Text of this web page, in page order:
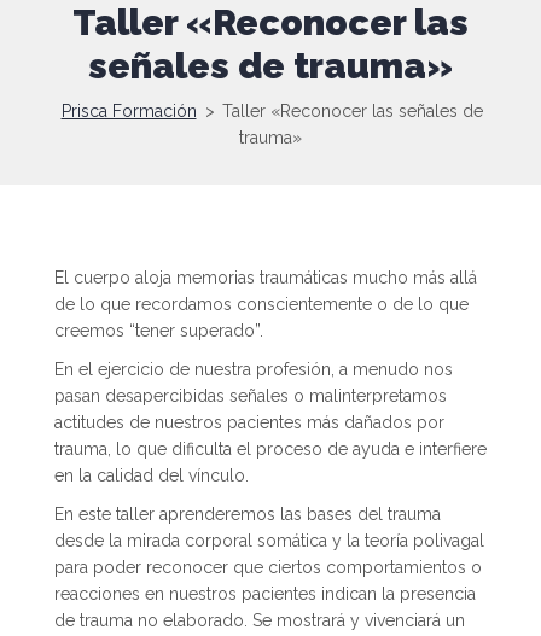
Taller «Reconocer las
señales de trauma»
Prisca Formación > Taller «Reconocer las señales de
trauma»
El cuerpo aloja memorias traumáticas mucho más allá
de lo que recordamos conscientemente o de lo que
creemos “tener superado”.
En el ejercicio de nuestra profesión, a menudo nos
pasan desapercibidas señales o malinterpretamos
actitudes de nuestros pacientes más dañados por
trauma, lo que dificulta el proceso de ayuda e interfiere
en la calidad del vínculo.
En este taller aprenderemos las bases del trauma
desde la mirada corporal somática y la teoría polivagal
para poder reconocer que ciertos comportamientos o
reacciones en nuestros pacientes indican la presencia
de trauma no elaborado. Se mostrará y vivenciará un